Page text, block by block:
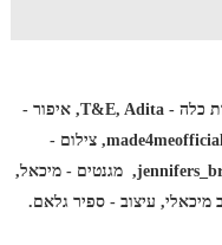
עשו את החתונה: אולם אירועים - נסיה, שמלות כלה - T&E, Adita, איפור -
אביהו משרת, שיער - ניר סלמן, חליפת חתן - made4meofficial, צילום -
Rami Cohen Photography, סושיאל - jennifers_brides, מגנטים - מיכאל,